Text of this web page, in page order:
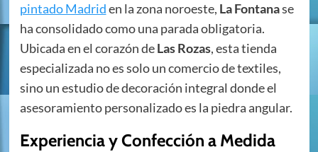
pintado Madriden la zona noroeste, La Fontanase
ha consolidado como una parada obligatoria.
Ubicada en el corazón deLas Rozas, esta tienda
especializada no es solo un comercio de textiles,
sino un estudio de decoración integral donde el
asesoramiento personalizado es la piedra angular.
Experiencia y Confección a Medida